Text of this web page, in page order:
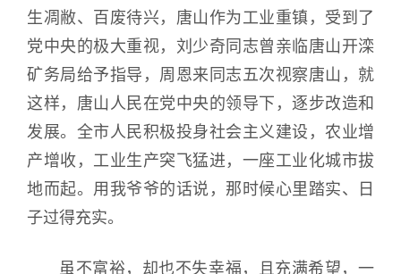
生凋敝、百废待兴，唐山作为工业重镇，受到了
党中央的极大重视，刘少奇同志曾亲临唐山开滦
矿务局给予指导，周恩来同志五次视察唐山，就
这样，唐山人民在党中央的领导下，逐步改造和
发展。全市人民积极投身社会主义建设，农业增
产增收，工业生产突飞猛进，一座工业化城市拔
地而起。用我爷爷的话说，那时候心里踏实、日
子过得充实。
虽不富裕，却也不失幸福，且充满希望，一